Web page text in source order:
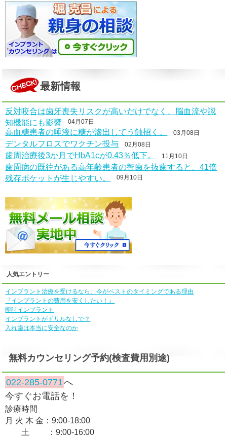
最新情報
反対咬合は歯牙喪失リスクが高いだけでなく、脳血流や認
知機能にも影響 04月07日
高血糖患者の唾液に糖が滲出してう蝕招く。 03月08日
デンタルフロスでワクチン投与 02月08日
歯周治療後3か月でHbA1cが0.43％低下。 11月10日
歯周病の既往がある高年齢患者の智歯を抜歯すると、41倍
残存ポケットが生じやすい。 09月10日
人気エントリー
インプラント治療を受けるなら、今がベストのタイミングである理由
『インプラントの費用を安くしたい！』
即時インプラント
インプラントがドリルなしで？
入れ歯は本当に安全なのか
無料カウンセリング予約(検査費用別途)
022-285-0771へ
今すぐお電話を！
診療時間
月 火 木 金：9:00-18:00
土 ：9:00-16:00